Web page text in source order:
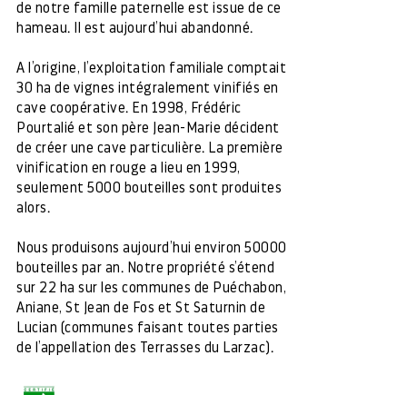
de notre famille paternelle est issue de ce
hameau. Il est aujourd’hui abandonné.
A l’origine, l’exploitation familiale comptait
30 ha de vignes intégralement vinifiés en
cave coopérative. En 1998, Frédéric
Pourtalié et son père Jean-Marie décident
de créer une cave particulière. La première
vinification en rouge a lieu en 1999,
seulement 5000 bouteilles sont produites
alors.
Nous produisons aujourd’hui environ 50000
bouteilles par an. Notre propriété s’étend
sur 22 ha sur les communes de Puéchabon,
Aniane, St Jean de Fos et St Saturnin de
Lucian (communes faisant toutes parties
de l’appellation des Terrasses du Larzac).